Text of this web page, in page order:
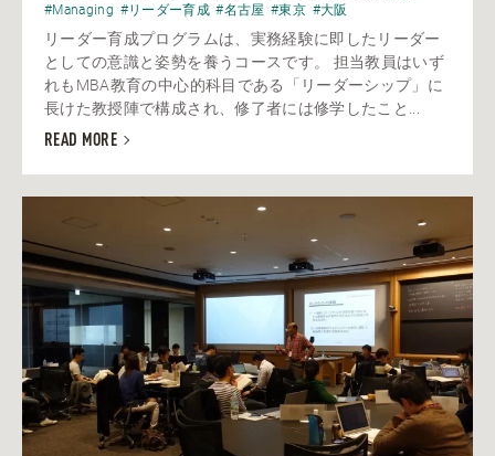
#Managing #リーダー育成 #名古屋 #東京 #大阪
リーダー育成プログラムは、実務経験に即したリーダー
としての意識と姿勢を養うコースです。 担当教員はいず
れもMBA教育の中心的科目である「リーダーシップ」に
長けた教授陣で構成され、修了者には修学したこと...
READ MORE